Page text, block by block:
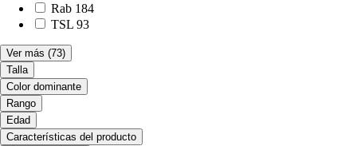
Rab 184
TSL 93
Ver más (73)
Talla
Color dominante
Rango
Edad
Características del producto